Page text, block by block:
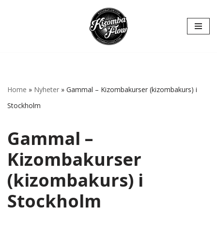
Home » Nyheter » Gammal – Kizombakurser (kizombakurs) i
Stockholm
Gammal –
Kizombakurser
(kizombakurs) i
Stockholm